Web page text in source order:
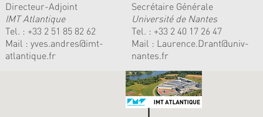
Directeur-Adjoint
IMT Atlantique
Tel. : +33 2 51 85 82 62
Mail : yves.andres@imt-
atlantique.fr
Secrétaire Générale
Université de Nantes
Tel. : +33 2 40 17 26 47
Mail : Laurence.Drant@univ-
nantes.fr